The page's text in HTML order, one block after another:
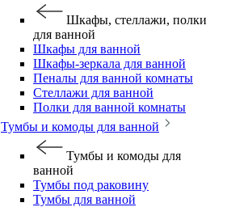
Шкафы, стеллажи, полки
для ванной
Шкафы для ванной
Шкафы-зеркала для ванной
Пеналы для ванной комнаты
Стеллажи для ванной
Полки для ванной комнаты
Тумбы и комоды для ванной
Тумбы и комоды для
ванной
Тумбы под раковину
Тумбы для ванной